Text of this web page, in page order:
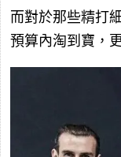
而對於那些精打
預算內淘到寶，